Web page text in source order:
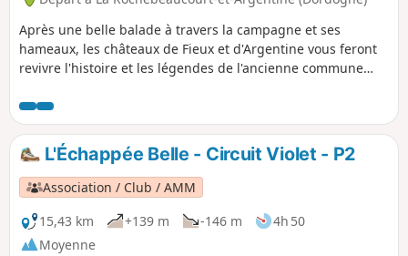
Après une belle balade à travers la campagne et ses
hameaux, les châteaux de Fieux et d'Argentine vous feront
revivre l'histoire et les légendes de l'ancienne commune
L'Échappée Belle - Circuit Violet - P2
Association / Club / AMM
15,43 km
+139 m -146 m
4h 50
Moyenne